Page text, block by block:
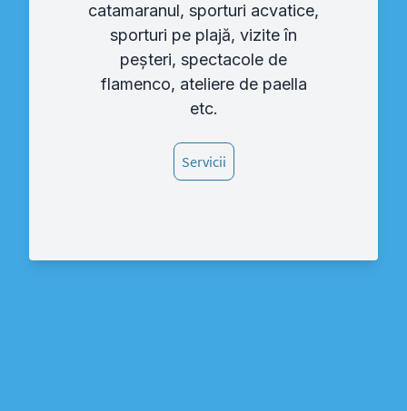
catamaranul, sporturi acvatice,
sporturi pe plajă, vizite în
peșteri, spectacole de
flamenco, ateliere de paella
etc.
Servicii